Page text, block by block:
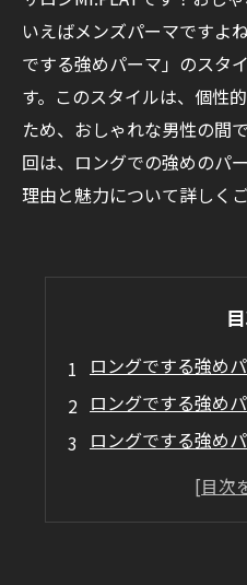
いえばメンズパーマですよ
でする強めパーマ」のスタ
す。このスタイルは、個性
ため、おしゃれな男性の間
回は、ロングでの強めのパ
理由と魅力について詳しく
ロングでする強め
ロングでする強め
ロングでする強め